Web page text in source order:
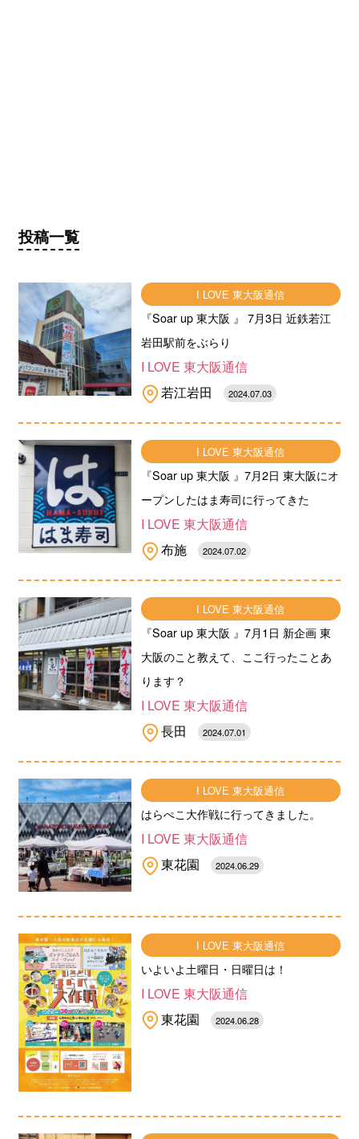
投稿一覧
I LOVE 東大阪通信
『Soar up 東大阪 』 7月3日 近鉄若江
岩田駅前をぶらり
I LOVE 東大阪通信
若江岩田
2024.07.03
I LOVE 東大阪通信
『Soar up 東大阪 』7月2日 東大阪にオ
ープンしたはま寿司に行ってきた
I LOVE 東大阪通信
布施
2024.07.02
I LOVE 東大阪通信
『Soar up 東大阪 』7月1日 新企画 東
大阪のこと教えて、ここ行ったことあ
ります？
I LOVE 東大阪通信
長田
2024.07.01
I LOVE 東大阪通信
はらぺこ大作戦に行ってきました。
I LOVE 東大阪通信
東花園
2024.06.29
I LOVE 東大阪通信
いよいよ土曜日・日曜日は！
I LOVE 東大阪通信
東花園
2024.06.28